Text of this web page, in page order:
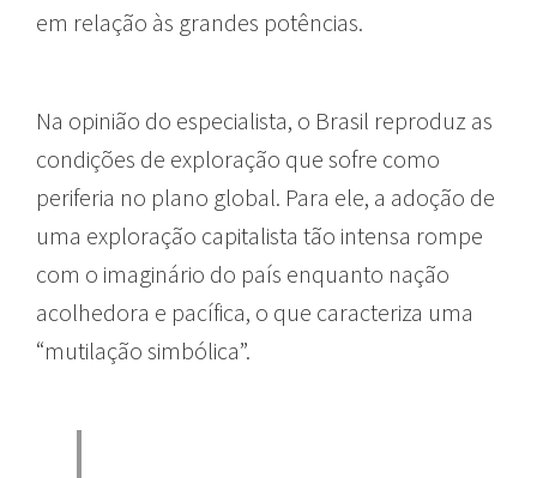
em relação às grandes potências.
Na opinião do especialista, o Brasil reproduz as
condições de exploração que sofre como
periferia no plano global. Para ele, a adoção de
uma exploração capitalista tão intensa rompe
com o imaginário do país enquanto nação
acolhedora e pacífica, o que caracteriza uma
“mutilação simbólica”.